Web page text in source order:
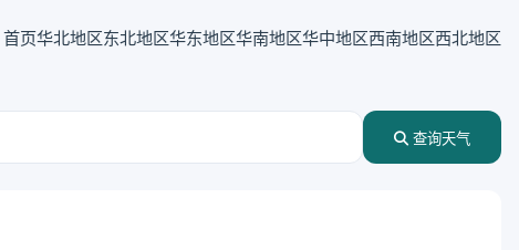
首页华北地区东北地区华东地区华南地区华中地区西南地区西北地区
查询天气